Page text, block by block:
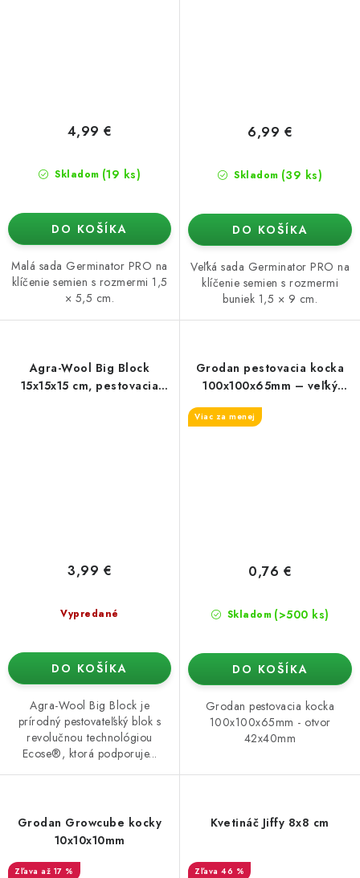
Skladom (19 ks)
4,99 €
DO KOŠÍKA
Malá sada Germinator PRO na
klíčenie semien s rozmermi 1,5
× 5,5 cm.
Skladom (39 ks)
6,99 €
DO KOŠÍKA
Veľká sada Germinator PRO na
klíčenie semien s rozmermi
buniek 1,5 × 9 cm.
Agra-Wool Big Block
15x15x15 cm, pestovacia
Vypredané
3,99 €
DO KOŠÍKA
Agra-Wool Big Block je
prírodný pestovateľský blok s
revolučnou technológiou
Ecose®, ktorá podporuje...
Grodan pestovacia kocka
100x100x65mm – veľký
otvor 42x40mm
Viac za menej
Skladom (>500 ks)
0,76 €
DO KOŠÍKA
Grodan pestovacia kocka
100x100x65mm - otvor
42x40mm
Grodan Growcube kocky
10x10x10mm
až 17 %
Kvetináč Jiffy 8x8 cm
46 %